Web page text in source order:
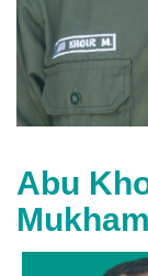
Abu